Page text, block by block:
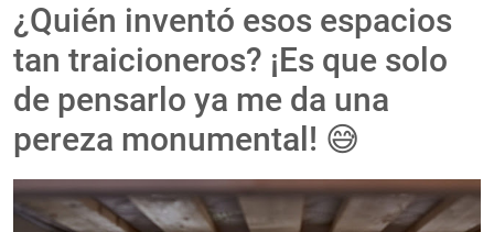
¿Quién inventó esos espacios
tan traicioneros? ¡Es que solo
de pensarlo ya me da una
pereza monumental! 😅